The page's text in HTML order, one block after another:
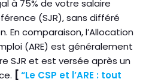
à 75% de votre salaire
(SJR), sans différé
En comparaison, l’Allocation
(ARE) est généralement
SJR et est versée après un
[“Le CSP et l’ARE : tout